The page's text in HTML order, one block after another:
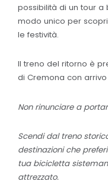
possibilità di un tour a
modo unico per
le festività.
Il treno del ritorno è
di Cremona con arrivo
Non rinunciare a
Scendi dal treno
destinazioni che
tua bicicletta
attrezzato.